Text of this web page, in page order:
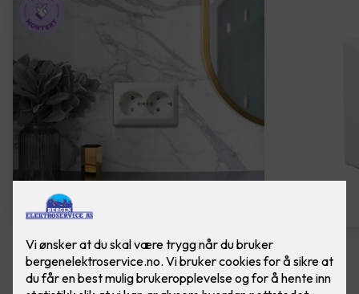
Dobbel stikkontakt ELKO